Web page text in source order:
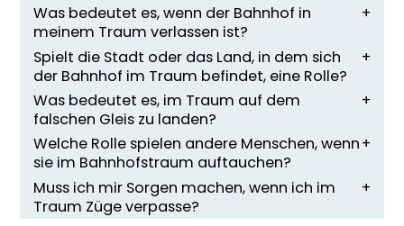
Was bedeutet es, wenn der Bahnhof in
meinem Traum verlassen ist?
Spielt die Stadt oder das Land, in dem sich
der Bahnhof im Traum befindet, eine Rolle?
Was bedeutet es, im Traum auf dem
falschen Gleis zu landen?
Welche Rolle spielen andere Menschen, wenn
sie im Bahnhofstraum auftauchen?
Muss ich mir Sorgen machen, wenn ich im
Traum Züge verpasse?